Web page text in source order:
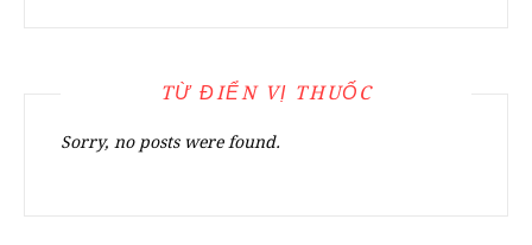
TỪ ĐIỂN VỊ THUỐC
Sorry, no posts were found.